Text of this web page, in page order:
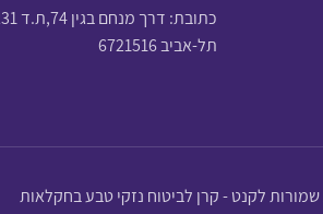
כתובת: דרך מנחם בגין 74,ת.ד 51231
תל-אביב 6721516